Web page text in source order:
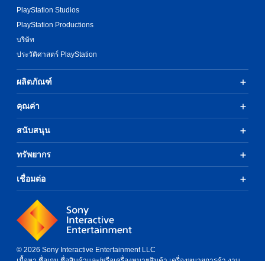
PlayStation Studios
PlayStation Productions
บริษัท
ประวัติศาสตร์ PlayStation
ผลิตภัณฑ์
คุณค่า
สนับสนุน
ทรัพยากร
เชื่อมต่อ
© 2026 Sony Interactive Entertainment LLC